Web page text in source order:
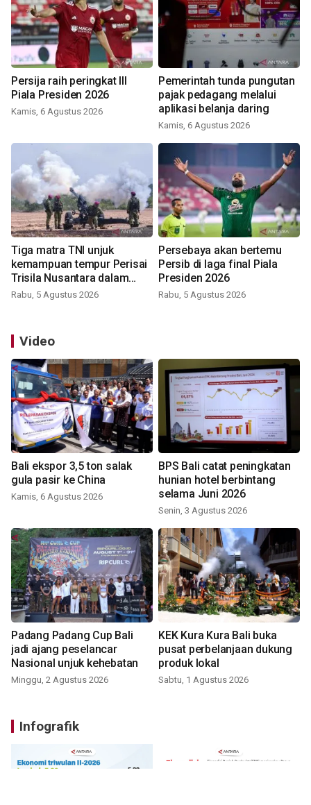
Persija raih peringkat III
Piala Presiden 2026
Kamis, 6 Agustus 2026
Pemerintah tunda pungutan
pajak pedagang melalui
aplikasi belanja daring
Kamis, 6 Agustus 2026
Tiga matra TNI unjuk
kemampuan tempur Perisai
Trisila Nusantara dalam
latihan di Kepri
Rabu, 5 Agustus 2026
Persebaya akan bertemu
Persib di laga final Piala
Presiden 2026
Rabu, 5 Agustus 2026
Video
Bali ekspor 3,5 ton salak
gula pasir ke China
Kamis, 6 Agustus 2026
BPS Bali catat peningkatan
hunian hotel berbintang
selama Juni 2026
Senin, 3 Agustus 2026
Padang Padang Cup Bali
jadi ajang peselancar
Nasional unjuk kehebatan
Minggu, 2 Agustus 2026
KEK Kura Kura Bali buka
pusat perbelanjaan dukung
produk lokal
Sabtu, 1 Agustus 2026
Infografik